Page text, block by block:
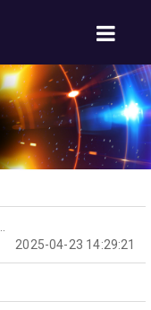
2025-04-23 14:29:21